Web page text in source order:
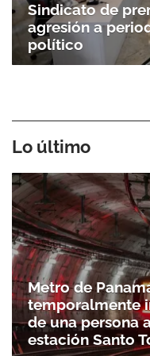
Sindicato de
agresión a
político
Lo último
Metro de
temporalmente
de una persona
estación Santo